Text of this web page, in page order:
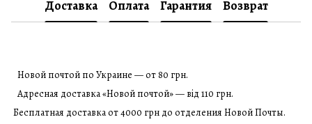
Доставка Оплата Гарантия Возврат
Новой почтой по Украине — от 80 грн.
Адресная доставка «Новой почтой» — від 110 грн.
Бесплатная доставка от 4000 грн до отделения Новой Почты.